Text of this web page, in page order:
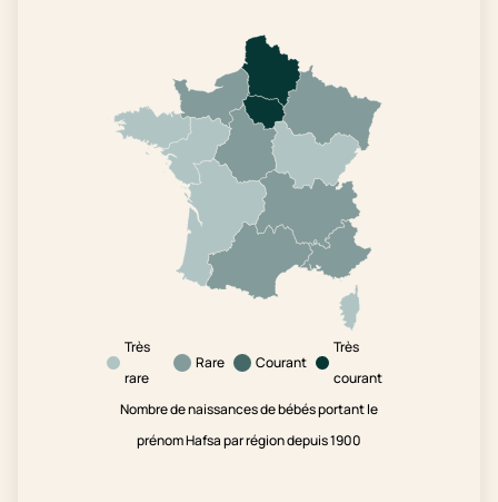
Très
rare
Rare Courant
Très
courant
Nombre de naissances de bébés portant le
prénom Hafsa par région depuis 1900